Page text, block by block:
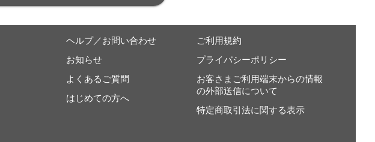
ヘルプ／お問い合わせ
お知らせ
よくあるご質問
はじめての方へ
ご利用規約
プライバシーポリシー
お客さまご利用端末からの情報
の外部送信について
特定商取引法に関する表示